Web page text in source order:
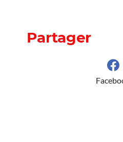
Partager